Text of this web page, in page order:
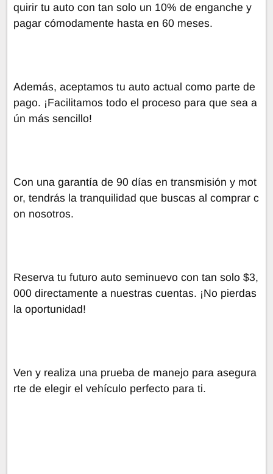
quirir tu auto con tan solo un 10% de enganche y
pagar cómodamente hasta en 60 meses.
Además, aceptamos tu auto actual como parte de
pago. ¡Facilitamos todo el proceso para que sea a
ún más sencillo!
Con una garantía de 90 días en transmisión y mot
or, tendrás la tranquilidad que buscas al comprar c
on nosotros.
Reserva tu futuro auto seminuevo con tan solo $3,
000 directamente a nuestras cuentas. ¡No pierdas
la oportunidad!
Ven y realiza una prueba de manejo para asegura
rte de elegir el vehículo perfecto para ti.